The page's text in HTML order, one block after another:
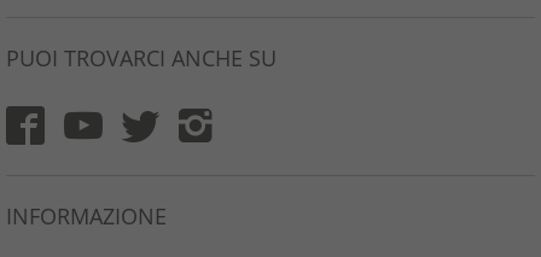
PUOI TROVARCI ANCHE SU
INFORMAZIONE